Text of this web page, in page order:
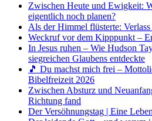
Zwischen Heute und Ewigkeit:
eigentlich noch planen?
Als der Himmel flüsterte:
Weckruf vor dem Kipppunkt –
In Jesus ruhen – Wie Hudson
siegreichen Glaubens entdeckte
🎵 Du machst mich frei –
Bibelfreizeit 2026
Zwischen Absturz und
Richtung fand
Der Versöhnungstag | Eine